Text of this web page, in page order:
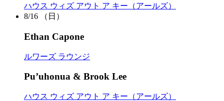
ハウス ウィズ アウト ア キー（アールズ）
8/16
（日）
Ethan Capone
ルワーズ ラウンジ
Pu’uhonua & Brook Lee
ハウス ウィズ アウト ア キー（アールズ）